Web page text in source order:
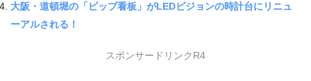
大阪・道頓堀の「ピップ看板」がLEDビジョンの時計台にリニュ
ーアルされる！
スポンサードリンクR4